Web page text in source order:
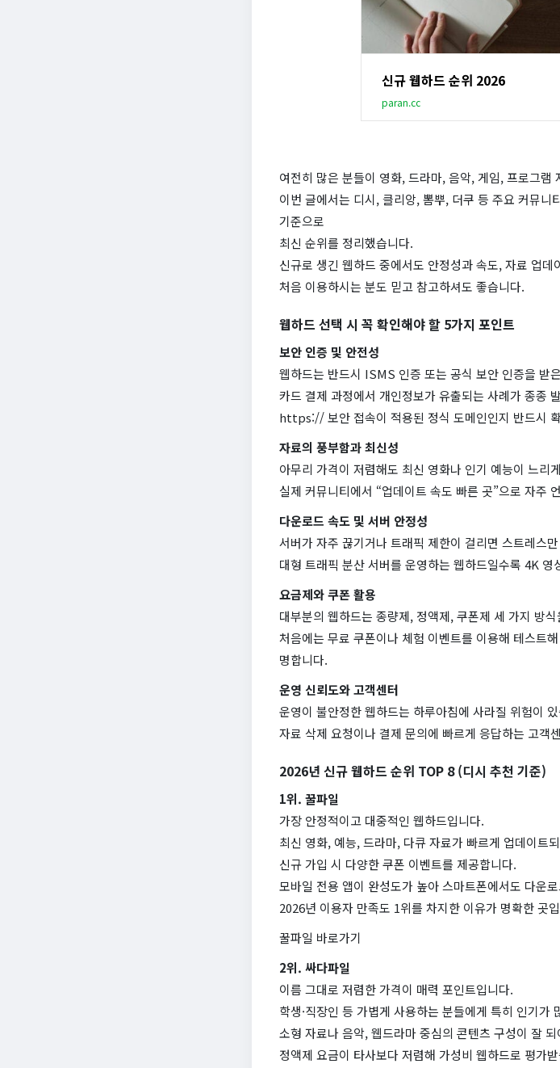
신규 웹하드 순위 2026
paran.cc
여전히 많은 분들이 영화, 드라마, 음악, 게임, 프로그
이번 글에서는 디시, 클리앙, 뽐뿌, 더쿠 등 주요 커뮤
기준으로
최신 순위를 정리했습니다.
신규로 생긴 웹하드 중에서도 안정성과 속도, 자료 업
처음 이용하시는 분도 믿고 참고하셔도 좋습니다.
웹하드 선택 시 꼭 확인해야 할 5가지 포인트
보안 인증 및 안전성
웹하드는 반드시 ISMS 인증 또는 공식 보안 인증을 받
카드 결제 과정에서 개인정보가 유출되는 사례가 종종
https:// 보안 접속이 적용된 정식 도메인인지 반드시
자료의 풍부함과 최신성
아무리 가격이 저렴해도 최신 영화나 인기 예능이 느리
실제 커뮤니티에서 “업데이트 속도 빠른 곳”으로 자주
다운로드 속도 및 서버 안정성
서버가 자주 끊기거나 트래픽 제한이 걸리면 스트레스
대형 트래픽 분산 서버를 운영하는 웹하드일수록 4K
요금제와 쿠폰 활용
대부분의 웹하드는 종량제, 정액제, 쿠폰제 세 가지 방
처음에는 무료 쿠폰이나 체험 이벤트를 이용해 테스트
명합니다.
운영 신뢰도와 고객센터
운영이 불안정한 웹하드는 하루아침에 사라질 위험이
자료 삭제 요청이나 결제 문의에 빠르게 응답하는 고객
2026년 신규 웹하드 순위 TOP 8 (디시 추천 기준)
1위. 꿀파일
가장 안정적이고 대중적인 웹하드입니다.
최신 영화, 예능, 드라마, 다큐 자료가 빠르게 업데이트
신규 가입 시 다양한 쿠폰 이벤트를 제공합니다.
모바일 전용 앱이 완성도가 높아 스마트폰에서도 다운
2026년 이용자 만족도 1위를 차지한 이유가 명확한 곳
꿀파일 바로가기
2위. 싸다파일
이름 그대로 저렴한 가격이 매력 포인트입니다.
학생·직장인 등 가볍게 사용하는 분들에게 특히 인기가
소형 자료나 음악, 웹드라마 중심의 콘텐츠 구성이 잘
정액제 요금이 타사보다 저렴해 가성비 웹하드로 평가